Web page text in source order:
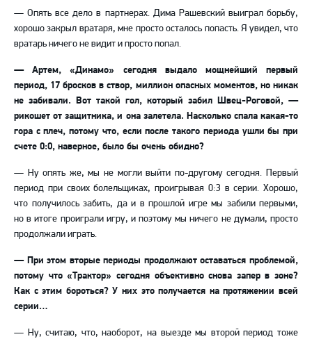
— Опять все дело в партнерах. Дима Рашевский выиграл борьбу,
хорошо закрыл вратаря, мне просто осталось попасть. Я увидел, что
вратарь ничего не видит и просто попал.
— Артем, «Динамо» сегодня выдало мощнейший первый
период, 17 бросков в створ, миллион опасных моментов, но никак
не забивали. Вот такой гол, который забил Швец-Роговой, —
рикошет от защитника, и она залетела. Насколько спала какая-то
гора с плеч, потому что, если после такого периода ушли бы при
счете 0:0, наверное, было бы очень обидно?
— Ну опять же, мы не могли выйти по-другому сегодня. Первый
период при своих болельщиках, проигрывая 0:3 в серии. Хорошо,
что получилось забить, да и в прошлой игре мы забили первыми,
но в итоге проиграли игру, и поэтому мы ничего не думали, просто
продолжали играть.
— При этом вторые периоды продолжают оставаться проблемой,
потому что «Трактор» сегодня объективно снова запер в зоне?
Как с этим бороться? У них это получается на протяжении всей
серии…
— Ну, считаю, что, наоборот, на выезде мы второй период тоже